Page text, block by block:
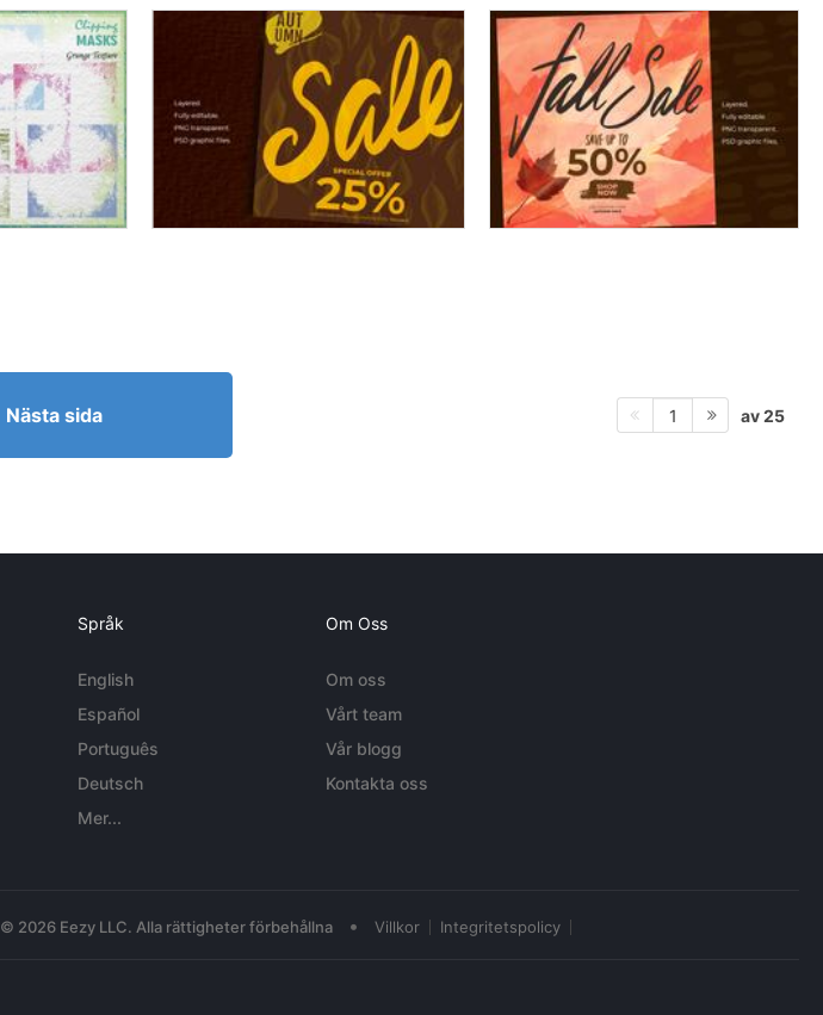
Nästa sida 1 av 25
Språk
English
Español
Português
Deutsch
Mer...
Om Oss
Om oss
Vårt team
Vår blogg
Kontakta oss
© 2026 Eezy LLC. Alla rättigheter förbehållna • Villkor Integritetspolicy